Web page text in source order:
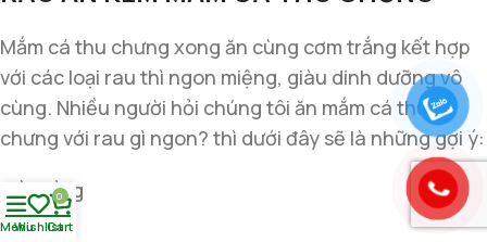
Mắm cá thu chưng xong ăn cùng cơm trắng kết hợp
với các loại rau thì ngon miệng, giàu dinh dưỡng vô
cùng. Nhiều người hỏi chúng tôi ăn mắm cá thu
chưng với rau gì ngon? thì dưới đây sẽ là những gợi ý:
Đầu rồng
Dưa leo
Menu
Wishlist
0
Cart